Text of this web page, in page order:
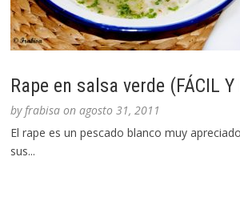
Rape en salsa verde (FÁCIL Y
byfrabisa onagosto 31, 2011
El rape es un pescado blanco muy
sus...